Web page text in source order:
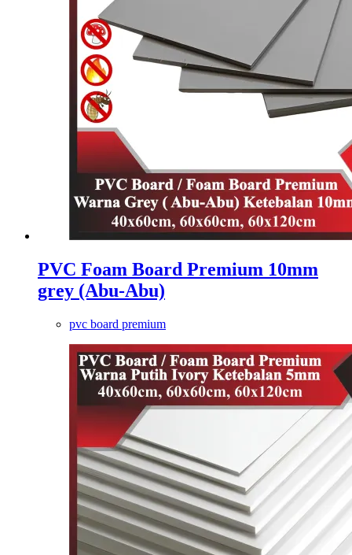
PVC Foam Board Premium 10mm
grey (Abu-Abu)
pvc board premium